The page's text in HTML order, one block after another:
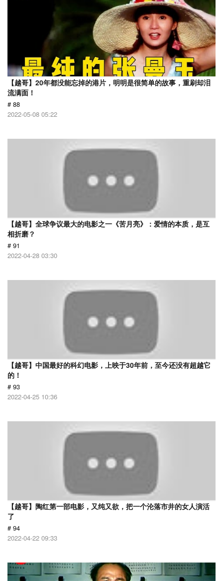
【越哥】20年都没能忘掉的港片，明明是很简单的故事，重刷却泪
流满面！
# 88
2022-05-08 05:22
【越哥】全球争议最大的电影之一《苦月亮》：爱情的本质，是互
相折磨？
# 91
2022-04-28 03:30
【越哥】中国最好的科幻电影，上映于30年前，至今还没有超越它
的！
# 93
2022-04-25 10:36
【越哥】陶红第一部电影，又纯又欲，把一个沦落市井的女人演活
了
# 94
2022-04-22 09:33